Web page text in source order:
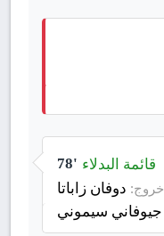
78' قائمة البدلاء
خروج: دوفان زاباتا
جيوفاني سيموني